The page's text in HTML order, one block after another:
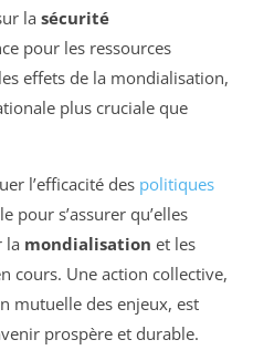
la sécurité
pour les ressources
effets de la mondialisation,
plus cruciale que
l’efficacité des politiques
pour s’assurer qu’elles
la mondialisation et les
cours. Une action collective,
mutuelle des enjeux, est
prospère et durable.